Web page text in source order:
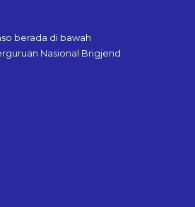
berada di bawah
Nasional Brigjend